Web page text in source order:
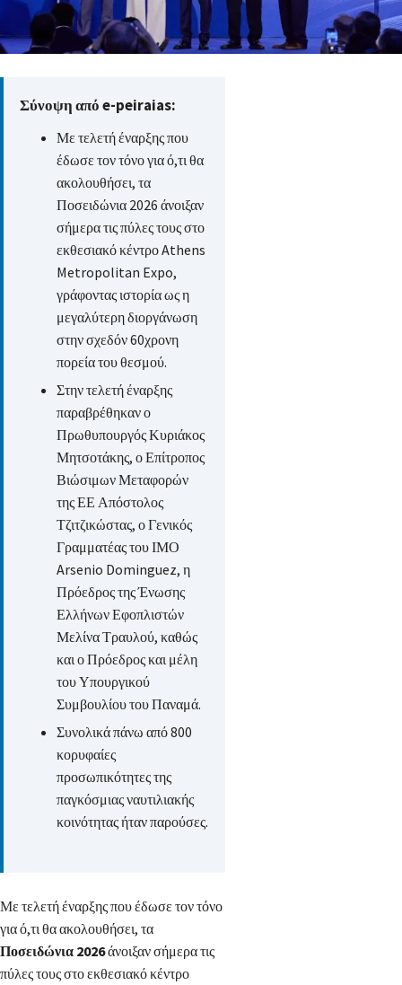
Σύνοψη από e-peiraias:
Με τελετή έναρξης που
έδωσε τον τόνο για ό,τι θα
ακολουθήσει, τα
Ποσειδώνια 2026 άνοιξαν
σήμερα τις πύλες τους στο
εκθεσιακό κέντρο Athens
Metropolitan Expo,
γράφοντας ιστορία ως η
μεγαλύτερη διοργάνωση
στην σχεδόν 60χρονη
πορεία του θεσμού.
Στην τελετή έναρξης
παραβρέθηκαν ο
Πρωθυπουργός Κυριάκος
Μητσοτάκης, ο Επίτροπος
Βιώσιμων Μεταφορών
της ΕΕ Απόστολος
Τζιτζικώστας, ο Γενικός
Γραμματέας του ΙΜΟ
Arsenio Dominguez, η
Πρόεδρος της Ένωσης
Ελλήνων Εφοπλιστών
Μελίνα Τραυλού, καθώς
και ο Πρόεδρος και μέλη
του Υπουργικού
Συμβουλίου του Παναμά.
Συνολικά πάνω από 800
κορυφαίες
προσωπικότητες της
παγκόσμιας ναυτιλιακής
κοινότητας ήταν παρούσες.
Με τελετή έναρξης που έδωσε τον τόνο
για ό,τι θα ακολουθήσει, τα
Ποσειδώνια 2026άνοιξαν σήμερα τις
πύλες τους στο εκθεσιακό κέντρο